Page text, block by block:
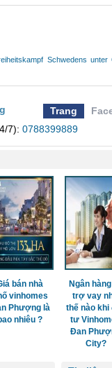
Schwedens
Trang
7): 0788399889
bán nhà
vinhomes
Phượng là
nhiêu ?
Ngân
trợ vay
thế nào khi
tư
Đan
City?